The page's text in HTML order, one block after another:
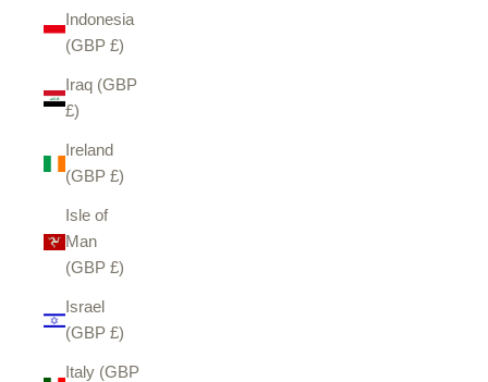
Indonesia
(GBP £)
Iraq (GBP
£)
Ireland
(GBP £)
Isle of
Man
(GBP £)
Israel
(GBP £)
Italy (GBP